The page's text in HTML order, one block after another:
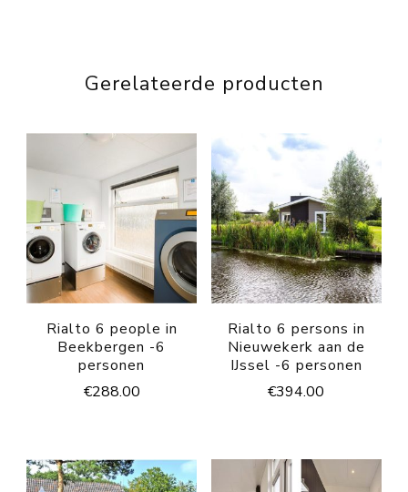
Gerelateerde producten
Rialto 6 people in
Beekbergen -6
personen
€288.00
Rialto 6 persons in
Nieuwekerk aan de
IJssel -6 personen
€394.00